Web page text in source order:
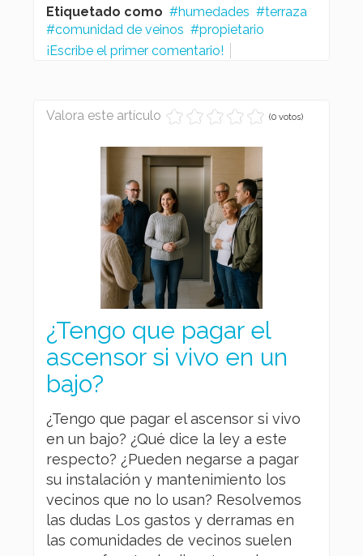
Etiquetado como humedades
terraza
comunidad de veinos
propietario
¡Escribe el primer comentario!
Valora este artículo (0 votos)
¿Tengo que pagar el
ascensor si vivo en un
bajo?
¿Tengo que pagar el ascensor si vivo
en un bajo? ¿Qué dice la ley a este
respecto? ¿Pueden negarse a pagar
su instalación y mantenimiento los
vecinos que no lo usan? Resolvemos
las dudas Los gastos y derramas en
las comunidades de vecinos suelen